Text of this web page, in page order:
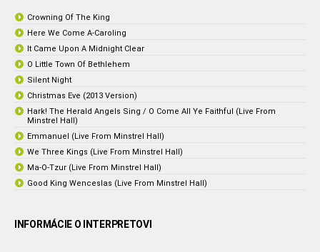
Crowning Of The King
Here We Come A-Caroling
It Came Upon A Midnight Clear
O Little Town Of Bethlehem
Silent Night
Christmas Eve (2013 Version)
Hark! The Herald Angels Sing / O Come All Ye Faithful (Live From
Minstrel Hall)
Emmanuel (Live From Minstrel Hall)
We Three Kings (Live From Minstrel Hall)
Ma-O-Tzur (Live From Minstrel Hall)
Good King Wenceslas (Live From Minstrel Hall)
INFORMÁCIE O INTERPRETOVI